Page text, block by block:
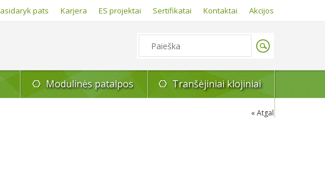
pats Karjera ES projektai Sertifikatai Kontaktai Akcijos
Modulinės patalpos Tranšėjiniai klojiniai
Atgal